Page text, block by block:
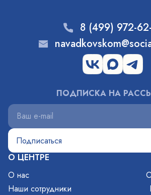
О ЦЕНТРЕ
О нас
Наши сотрудники
8 (499) 972-
ПОДПИСКА НА